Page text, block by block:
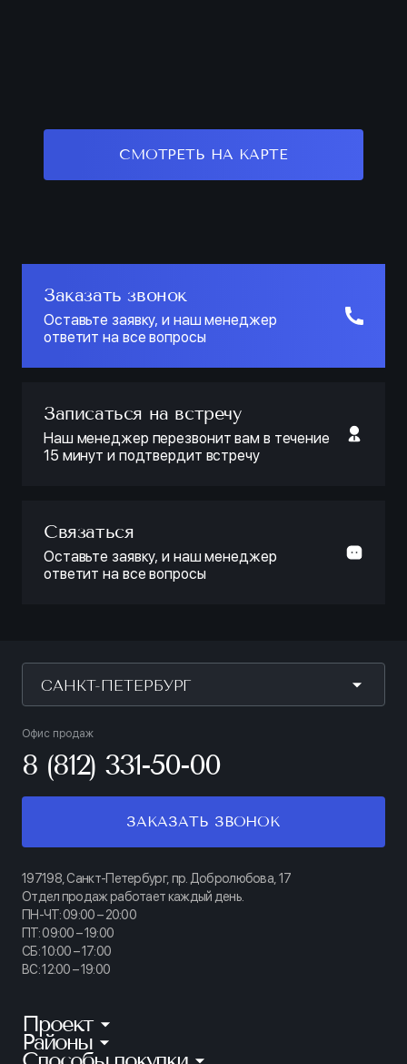
СМОТРЕТЬ НА КАРТЕ
Заказать звонок
Оставьте заявку, и наш менеджер
ответит на все вопросы
Записаться на встречу
Наш менеджер перезвонит вам в течение
15 минут и подтвердит встречу
Связаться
Оставьте заявку, и наш менеджер
ответит на все вопросы
САНКТ-ПЕТЕРБУРГ
Офис продаж
8 (812) 331-50-00
ЗАКАЗАТЬ ЗВОНОК
197198, Санкт-Петербург, пр. Добролюбова, 17
Отдел продаж работает каждый день.
ПН-ЧТ: 09:00 – 20:00
ПТ: 09:00 – 19:00
СБ: 10:00 – 17:00
ВС: 12:00 – 19:00
Проект
КИНОПАРК
Районы
Калининский